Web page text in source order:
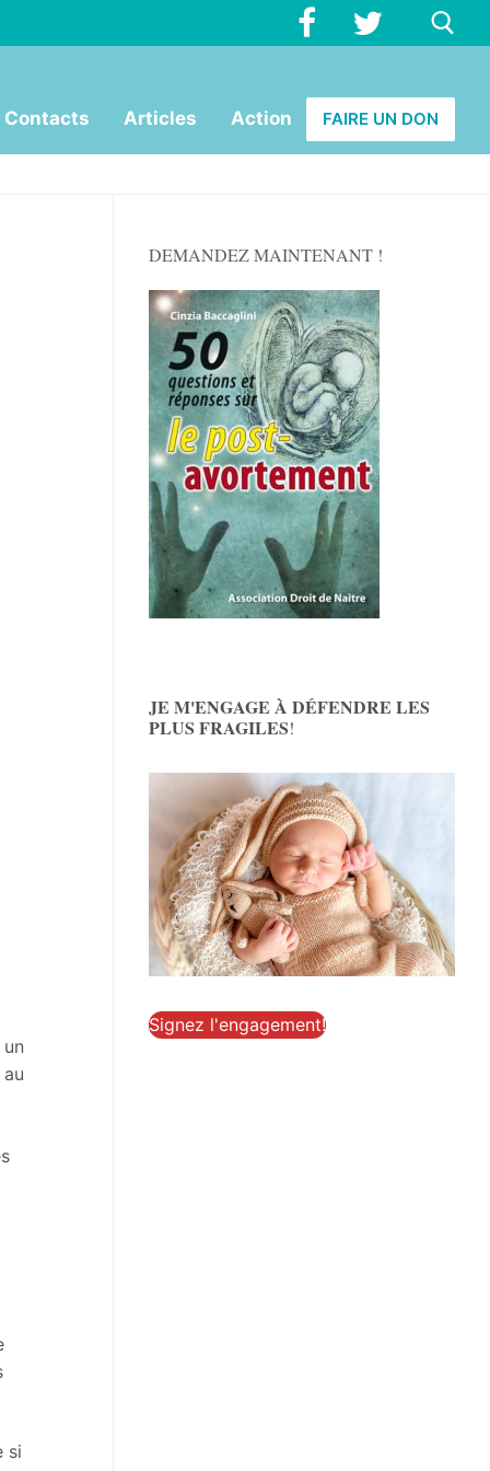
Rechercher :
Contacts Articles Action FAIRE UN DON
si
DEMANDEZ MAINTENANT !
JE M'ENGAGE À DÉFENDRE LES
PLUS FRAGILES!
Signez l'engagement!